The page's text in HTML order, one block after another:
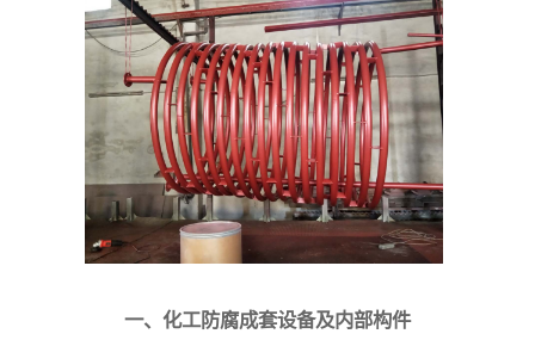
一、化工防腐成套设备及内部构件